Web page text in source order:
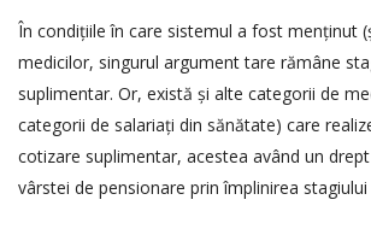
În condițiile în care sistemul a fost menținut
medicilor, singurul argument tare rămâne
suplimentar. Or, există și alte categorii de
categorii de salariați din sănătate) care
cotizare suplimentar, acestea având un
vârstei de pensionare prin împlinirea